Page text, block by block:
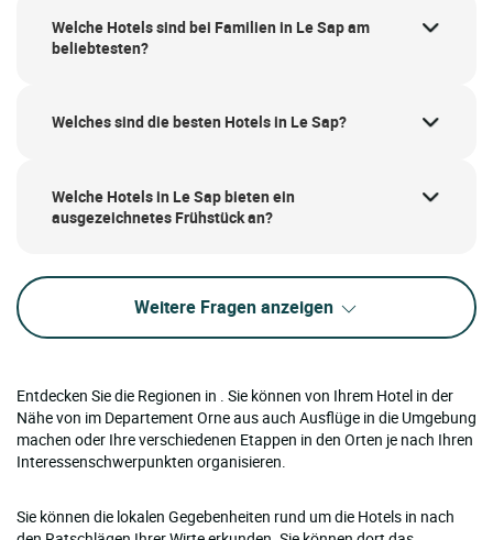
Welche Hotels sind bei Familien in Le Sap am
beliebtesten?
Welches sind die besten Hotels in Le Sap?
Welche Hotels in Le Sap bieten ein
ausgezeichnetes Frühstück an?
Weitere Fragen anzeigen
Entdecken Sie die Regionen in . Sie können von Ihrem Hotel in der
Nähe von im Departement Orne aus auch Ausflüge in die Umgebung
machen oder Ihre verschiedenen Etappen in den Orten je nach Ihren
Interessenschwerpunkten organisieren.
Sie können die lokalen Gegebenheiten rund um die Hotels in nach